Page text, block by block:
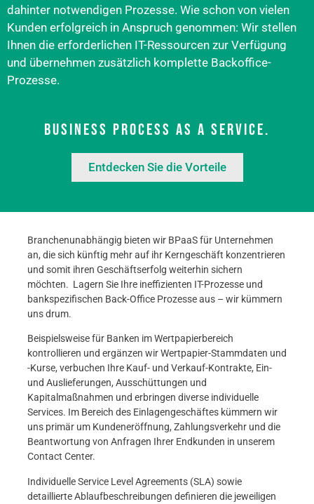
dahinter notwendigen Prozesse. Wie schon von vielen
Kunden erfolgreich in Anspruch genommen: Wir stellen
Ihnen die erforderlichen IT-Ressourcen zur Verfügung
und übernehmen zusätzlich komplette Backoffice-
Prozesse.
Business Process as a Service.
Entdecken Sie die Vorteile
Branchenunabhängig bieten wir BPaaS für Unternehmen
an, die sich künftig mehr auf ihr Kerngeschäft konzentrieren
und somit ihren Geschäftserfolg weiterhin sichern
möchten. Lagern Sie Ihre ineffizienten IT-Prozesse und
bankspezifischen Back-Office Prozesse aus – wir kümmern
uns drum.
Beispielsweise für Banken im Wertpapierbereich
kontrollieren und ergänzen wir Wertpapier-Stammdaten und
-Kurse, verbuchen Ihre Kauf- und Verkauf-Kontrakte, Ein-
und Auslieferungen, Ausschüttungen und
Kapitalmaßnahmen und erbringen diverse individuelle
Services. Im Bereich des Einlagengeschäftes kümmern wir
uns primär um Kundeneröffnung, Zahlungsverkehr und die
Beantwortung von Anfragen Ihrer Endkunden in unserem
Contact Center.
Individuelle Service Level Agreements (SLA) sowie
detaillierte Ablaufbeschreibungen definieren die jeweiligen